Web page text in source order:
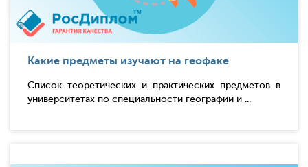
Какие предметы изучают на геофаке
Список теоретических и практических предметов в
университетах по специальности географии и ...